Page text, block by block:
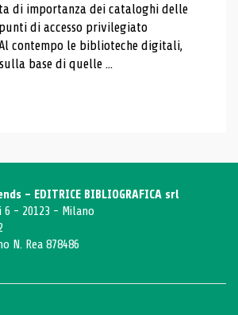
di importanza dei cataloghi delle
di accesso privilegiato
contempo le biblioteche digitali,
base di quelle ...
- EDITRICE BIBLIOGRAFICA srl
6 - 20123 - Milano
N. Rea 878486